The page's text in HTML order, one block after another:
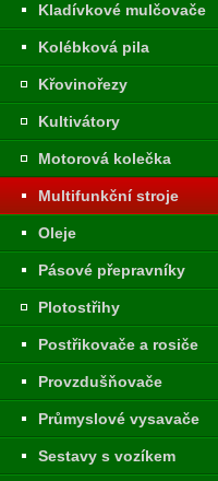
Kladívkové mulčovače
Kolébková pila
Křovinořezy
Kultivátory
Motorová kolečka
Multifunkční stroje
Oleje
Pásové přepravníky
Plotostřihy
Postřikovače a rosiče
Provzdušňovače
Průmyslové vysavače
Sestavy s vozíkem